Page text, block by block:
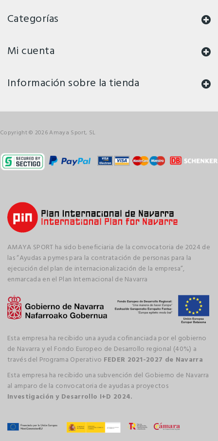
Categorías
Mi cuenta
Información sobre la tienda
Copyright © 2026 Amaya Sport, SL
AMAYA SPORT ha sido beneficiaria de la convocatoria de 2024 de
las “Ayudas a pymes para la contratación de personas para la
ejecución del plan de internacionalización de la empresa”,
enmarcada en el Plan Internacional de Navarra
Esta empresa ha recibido una ayuda cofinanciada por el gobierno
de Navarra y el Fondo Europeo de Desarrollo regional (40%) a
través del Programa Operativo FEDER 2021-2027 de Navarra
Esta empresa ha recibido una subvención del Gobierno de Navarra
al amparo de la convocatoria de ayudas a proyectos
Investigación y Desarrollo I+D 2024.